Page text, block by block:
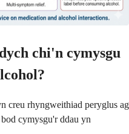
chi'n cymysgu
creu rhyngweithiad peryglus ag
cymysgu'r ddau yn